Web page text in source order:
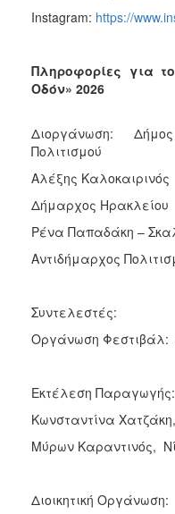
Instagram: https://
Πληροφορίες για
Οδόν» 2026
Διοργάνωση: Δήμος
Πολιτισμού
Αλέξης Καλοκαιρινός
Δήμαρχος Ηρακλείου
Ρένα Παπαδάκη –
Αντιδήμαρχος
Συντελεστές:
Οργάνωση Φεστιβάλ:
Εκτέλεση Παραγωγής:
Κωνσταντίνα
Μύρων Καραντινός,
Διοικητική Οργάνωση: